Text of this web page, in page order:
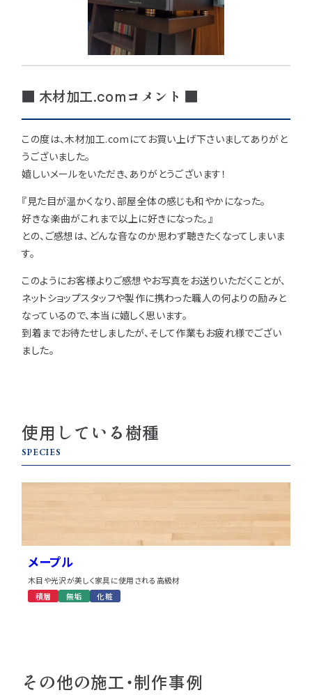
■ 木材加工.comコメント ■
この度は、木材加工.comにてお買い上げ下さいましてありがと
うございました。
嬉しいメールをいただき、ありがとうございます！
『見た目が温かくなり、部屋全体の感じも和やかになった。
好きな楽曲がこれまで以上に好きになった。』
との、ご感想は、どんな音なのか思わず聴きたくなってしまいま
す。
このようにお客様よりご感想やお写真をお送りいただくことが、
ネットショップスタッフや製作に携わった職人の何よりの励みと
なっているので、本当に嬉しく思います。
到着までお待たせしましたが、そして作業もお疲れ様でござい
ました。
使用している樹種
SPECIES
メープル
木目や光沢が美しく家具に使用される高級材
積層
無垢 化粧
その他の施工・制作事例